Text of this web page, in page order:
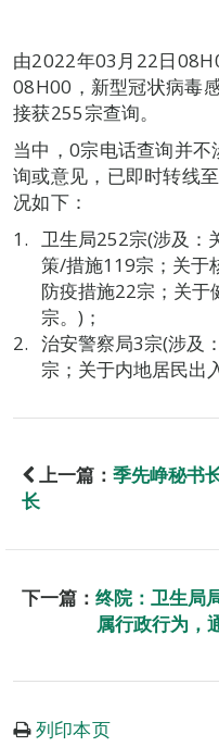
由2022年03月22日
08H00，新型冠状病毒
接获255宗查询。
当中，0宗电话查询并
询或意见，已即时转线
况如下：
卫生局252宗(涉及：
策/措施119宗；关于
防疫措施22宗；关于
宗。)；
治安警察局3宗(涉及
宗；关于内地居民出
上一篇： 季先峥秘书
长
下一篇： 终院：卫生局
属行政行为，
列印本页